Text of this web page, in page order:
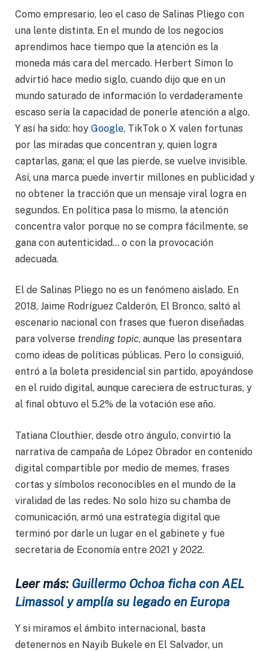
Como empresario, leo el caso de Salinas Pliego con
una lente distinta. En el mundo de los negocios
aprendimos hace tiempo que la atención es la
moneda más cara del mercado. Herbert Simon lo
advirtió hace medio siglo, cuando dijo que en un
mundo saturado de información lo verdaderamente
escaso sería la capacidad de ponerle atención a algo.
Y así ha sido: hoy Google, TikTok o X valen fortunas
por las miradas que concentran y, quien logra
captarlas, gana; el que las pierde, se vuelve invisible.
Así, una marca puede invertir millones en publicidad y
no obtener la tracción que un mensaje viral logra en
segundos. En política pasa lo mismo, la atención
concentra valor porque no se compra fácilmente, se
gana con autenticidad… o con la provocación
adecuada.
El de Salinas Pliego no es un fenómeno aislado. En
2018, Jaime Rodríguez Calderón, El Bronco, saltó al
escenario nacional con frases que fueron diseñadas
para volverse trending topic, aunque las presentara
como ideas de políticas públicas. Pero lo consiguió,
entró a la boleta presidencial sin partido, apoyándose
en el ruido digital, aunque careciera de estructuras, y
al final obtuvo el 5.2% de la votación ese año.
Tatiana Clouthier, desde otro ángulo, convirtió la
narrativa de campaña de López Obrador en contenido
digital compartible por medio de memes, frases
cortas y símbolos reconocibles en el mundo de la
viralidad de las redes. No solo hizo su chamba de
comunicación, armó una estrategia digital que
terminó por darle un lugar en el gabinete y fue
secretaria de Economía entre 2021 y 2022.
Leer más: Guillermo Ochoa ficha con AEL
Limassol y amplía su legado en Europa
Y si miramos el ámbito internacional, basta
detenernos en Nayib Bukele en El Salvador, un